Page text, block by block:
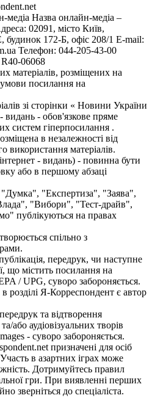
медіа Назва онлайн-медіа –
02091, місто Київ,
172-Б, офіс 208/1 E-mail:
Телефон: 044-205-43-00
R40-06068
матеріалів, розміщених на
умови посилання на
зі сторінки « Новини України
- видань - обов'язкове пряме
систем гіперпосилання .
в незалежності від
використання матеріалів.
- видань) - повинна бути
або в першому абзаці
"Експертиза", "Заява",
"Вибори", "Тест-драйв",
публікуються на правах
спільно з
передрук, чи наступне
що містить посилання на
/ UPG, суворо забороняється.
розділі Я-Корреспондент є автор
та відтворення
або аудіовізуальних творів
- суворо забороняється.
призначені для осіб
в азартних іграх може
Дотримуйтесь правил
гри. При виявленні перших
зверніться до спеціаліста.